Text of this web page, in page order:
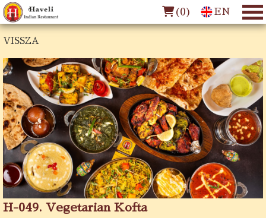
(0) EN
VISSZA
H-049. Vegetarian Kofta